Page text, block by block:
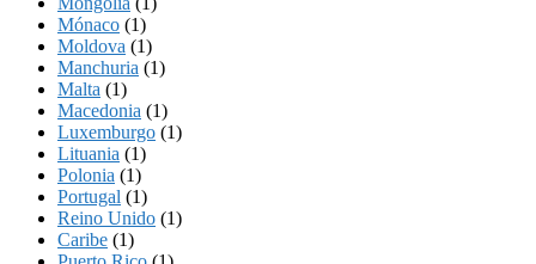
Mónaco (1)
Moldova (1)
Manchuria (1)
Malta (1)
Macedonia (1)
Luxemburgo (1)
Lituania (1)
Polonia (1)
Portugal (1)
Reino Unido (1)
Caribe (1)